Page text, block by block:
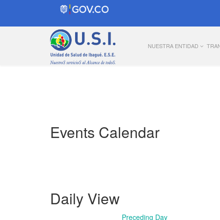
NUESTRA ENTIDAD
Events Calendar
Daily View
Preceding Day